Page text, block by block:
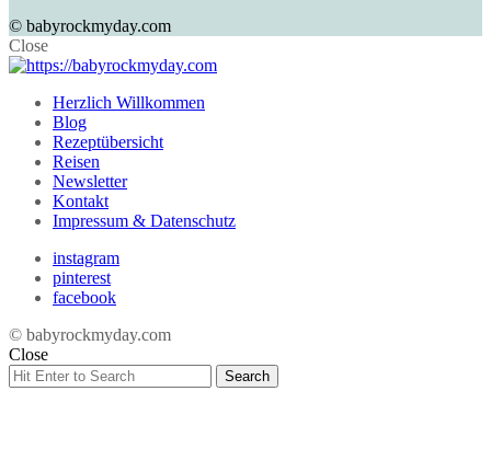
© babyrockmyday.com
Close
Herzlich Willkommen
Blog
Rezeptübersicht
Reisen
Newsletter
Kontakt
Impressum & Datenschutz
instagram
pinterest
facebook
© babyrockmyday.com
Close
Search
for:
Search